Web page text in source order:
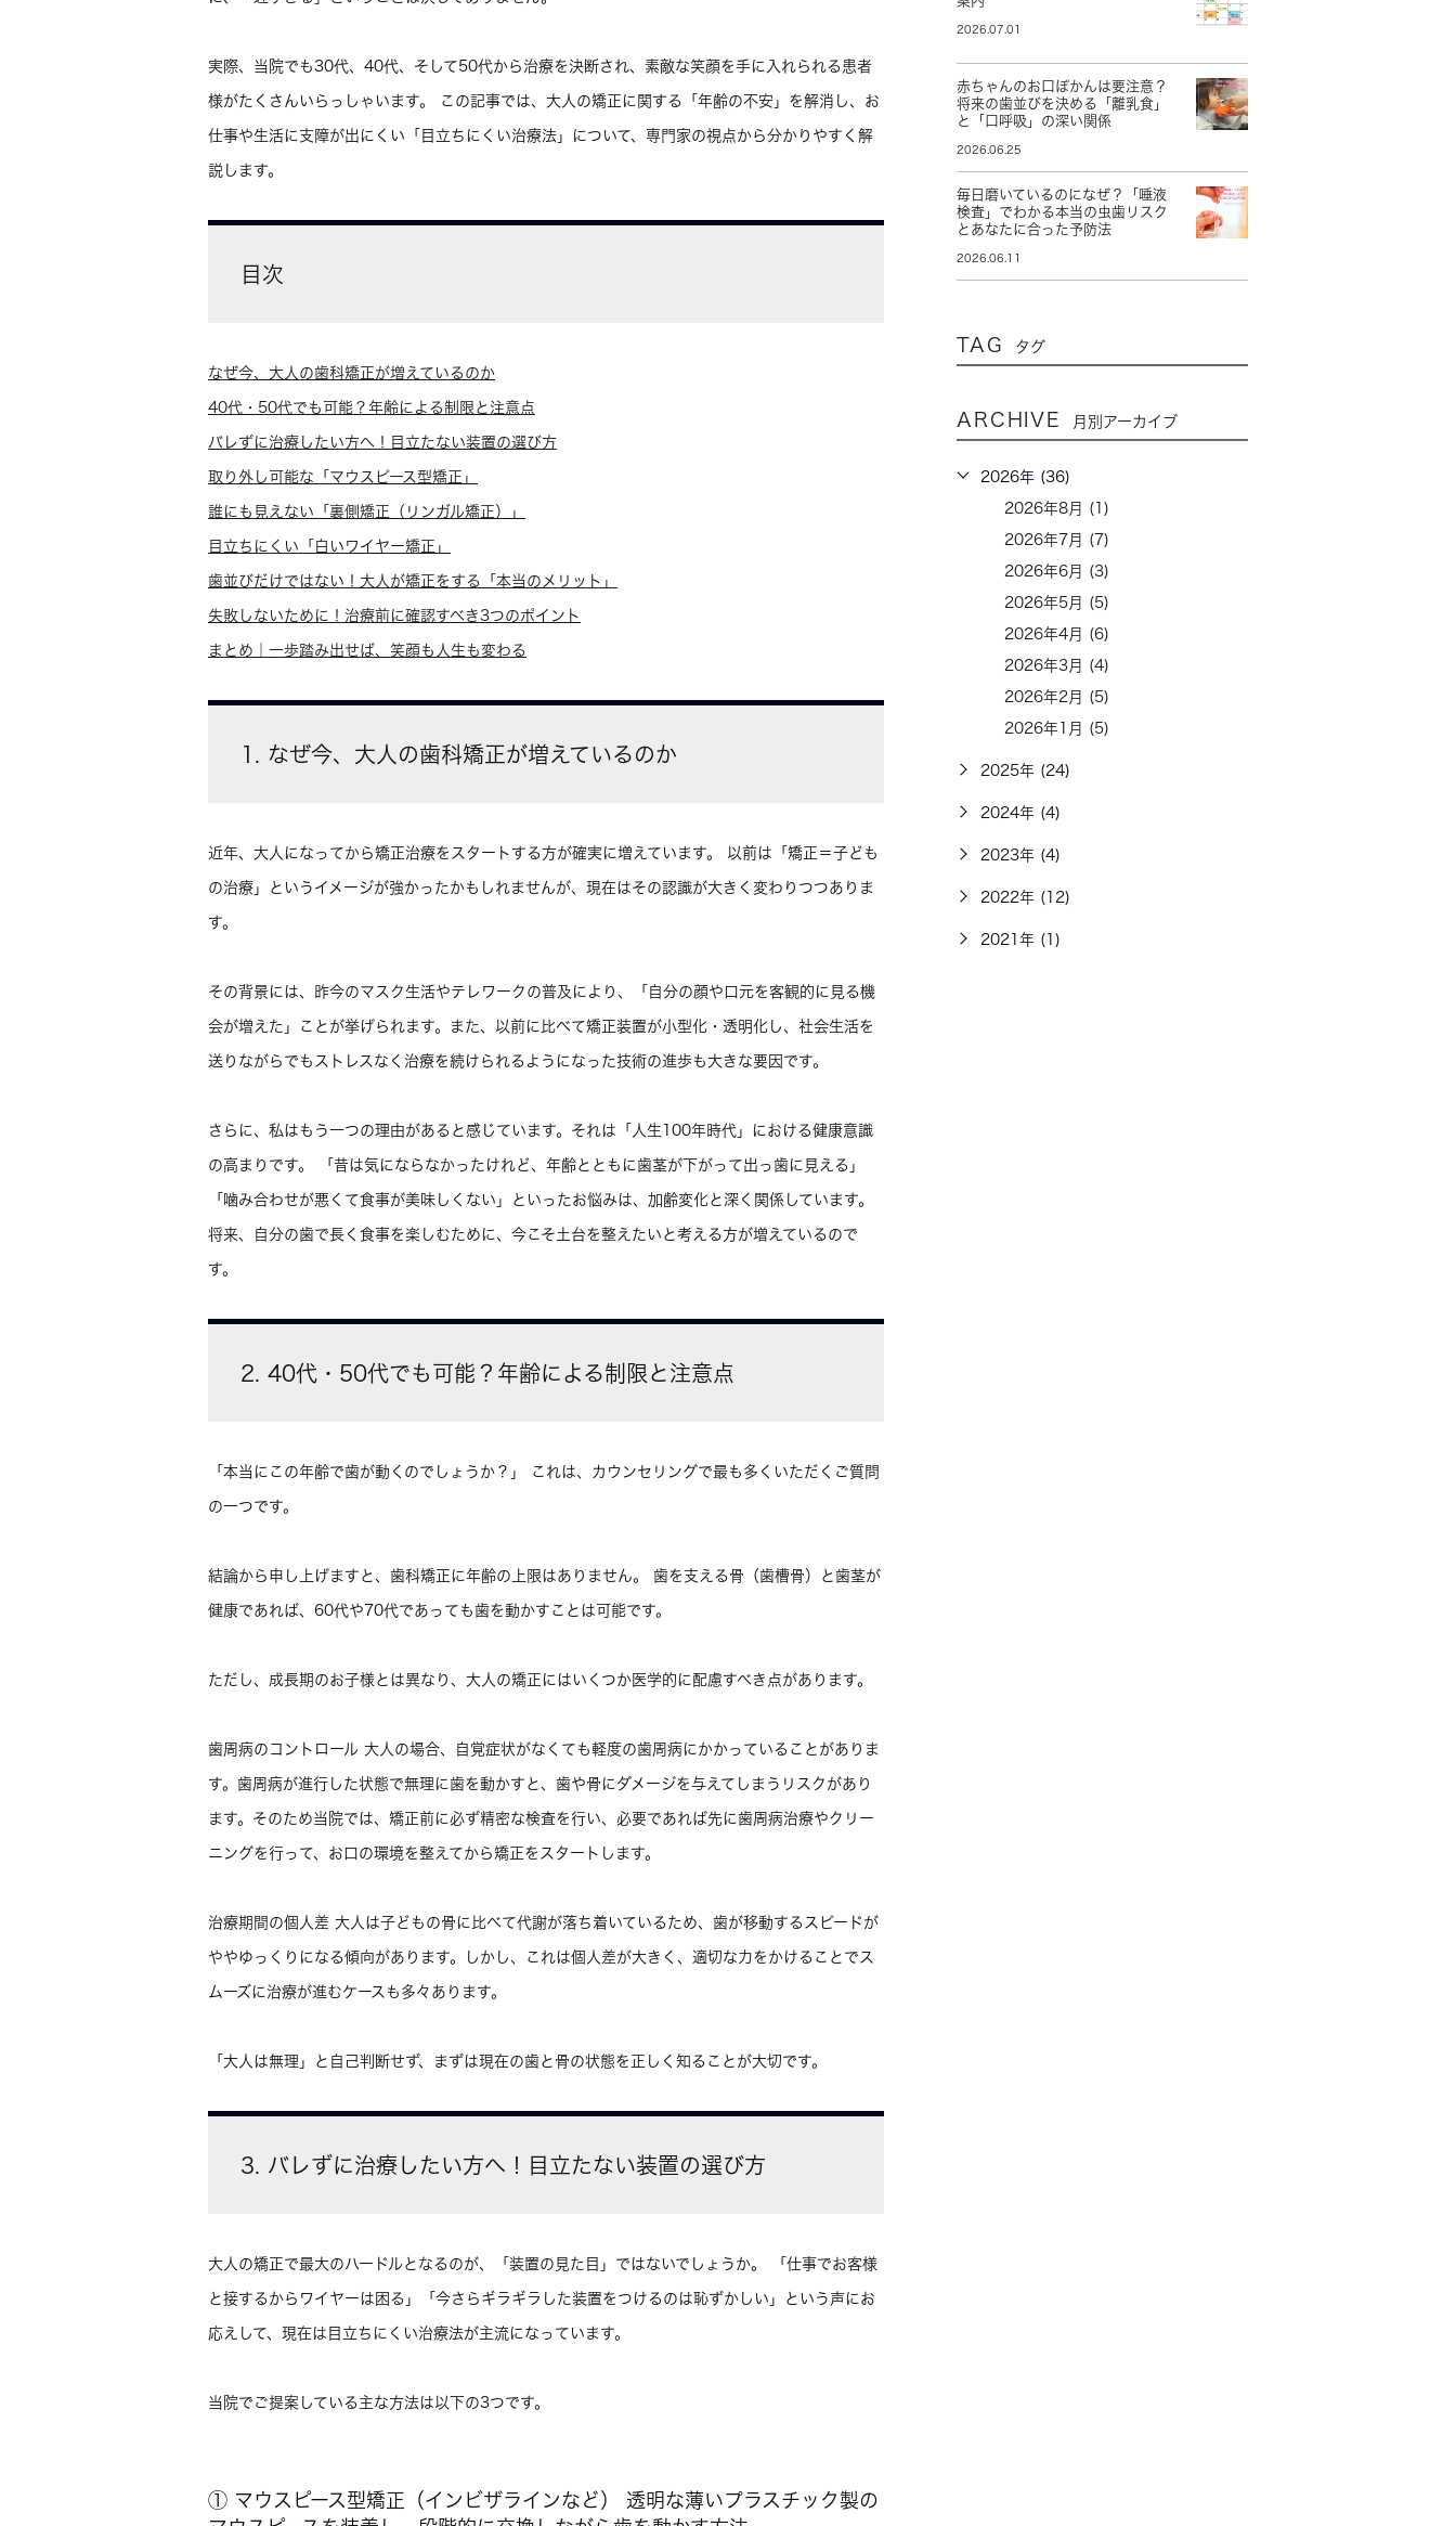
実際、当院でも30代、40代、そして50代から治療を決断され、素敵な笑顔を手に入れられる患者
様がたくさんいらっしゃいます。 この記事では、大人の矯正に関する「年齢の不安」を解消し、お
仕事や生活に支障が出にくい「目立ちにくい治療法」について、専門家の視点から分かりやすく解
説します。
目次
なぜ今、大人の歯科矯正が増えているのか
40代・50代でも可能？年齢による制限と注意点
バレずに治療したい方へ！目立たない装置の選び方
取り外し可能な「マウスピース型矯正」
誰にも見えない「裏側矯正（リンガル矯正）」
目立ちにくい「白いワイヤー矯正」
歯並びだけではない！大人が矯正をする「本当のメリット」
失敗しないために！治療前に確認すべき3つのポイント
まとめ｜一歩踏み出せば、笑顔も人生も変わる
1. なぜ今、大人の歯科矯正が増えているのか
近年、大人になってから矯正治療をスタートする方が確実に増えています。 以前は「矯正＝子ども
の治療」というイメージが強かったかもしれませんが、現在はその認識が大きく変わりつつありま
す。
その背景には、昨今のマスク生活やテレワークの普及により、「自分の顔や口元を客観的に見る機
会が増えた」ことが挙げられます。また、以前に比べて矯正装置が小型化・透明化し、社会生活を
送りながらでもストレスなく治療を続けられるようになった技術の進歩も大きな要因です。
さらに、私はもう一つの理由があると感じています。それは「人生100年時代」における健康意識
の高まりです。 「昔は気にならなかったけれど、年齢とともに歯茎が下がって出っ歯に見える」
「噛み合わせが悪くて食事が美味しくない」といったお悩みは、加齢変化と深く関係しています。
将来、自分の歯で長く食事を楽しむために、今こそ土台を整えたいと考える方が増えているので
す。
2. 40代・50代でも可能？年齢による制限と注意点
「本当にこの年齢で歯が動くのでしょうか？」 これは、カウンセリングで最も多くいただくご質問
の一つです。
結論から申し上げますと、歯科矯正に年齢の上限はありません。 歯を支える骨（歯槽骨）と歯茎が
健康であれば、60代や70代であっても歯を動かすことは可能です。
ただし、成長期のお子様とは異なり、大人の矯正にはいくつか医学的に配慮すべき点があります。
歯周病のコントロール 大人の場合、自覚症状がなくても軽度の歯周病にかかっていることがありま
す。歯周病が進行した状態で無理に歯を動かすと、歯や骨にダメージを与えてしまうリスクがあり
ます。そのため当院では、矯正前に必ず精密な検査を行い、必要であれば先に歯周病治療やクリー
ニングを行って、お口の環境を整えてから矯正をスタートします。
治療期間の個人差 大人は子どもの骨に比べて代謝が落ち着いているため、歯が移動するスピードが
ややゆっくりになる傾向があります。しかし、これは個人差が大きく、適切な力をかけることでス
ムーズに治療が進むケースも多々あります。
「大人は無理」と自己判断せず、まずは現在の歯と骨の状態を正しく知ることが大切です。
3. バレずに治療したい方へ！目立たない装置の選び方
大人の矯正で最大のハードルとなるのが、「装置の見た目」ではないでしょうか。 「仕事でお客様
と接するからワイヤーは困る」「今さらギラギラした装置をつけるのは恥ずかしい」という声にお
応えして、現在は目立ちにくい治療法が主流になっています。
当院でご提案している主な方法は以下の3つです。
① マウスピース型矯正（インビザラインなど） 透明な薄いプラスチック製の
2026.07.01
赤ちゃんのお口ぽかんは要注意？
将来の歯並びを決める「離乳食」
と「口呼吸」の深い関係
2026.06.25
毎日磨いているのになぜ？「唾液
検査」でわかる本当の虫歯リスク
とあなたに合った予防法
2026.06.11
TAG タグ
ARCHIVE 月別アーカイブ
2026年 (36)
2026年8月 (1)
2026年7月 (7)
2026年6月 (3)
2026年5月 (5)
2026年4月 (6)
2026年3月 (4)
2026年2月 (5)
2026年1月 (5)
2025年 (24)
2024年 (4)
2023年 (4)
2022年 (12)
2021年 (1)